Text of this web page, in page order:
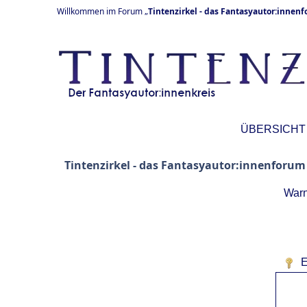
Willkommen im Forum „Tintenzirkel - das
ÜBERSICHT
Tintenzirkel - das Fantasyautor:innenforum